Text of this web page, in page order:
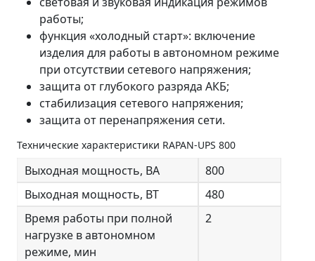
работы;
функция «холодный старт»: включение
изделия для работы в автономном режиме
при отсутствии сетевого напряжения;
защита от глубокого разряда АКБ;
стабилизация сетевого напряжения;
защита от перенапряжения сети.
Технические характеристики RAPAN-UPS 800
Выходная мощность, ВА
800
Выходная мощность, ВТ
480
Время работы при полной
нагрузке в автономном
режиме, мин
2